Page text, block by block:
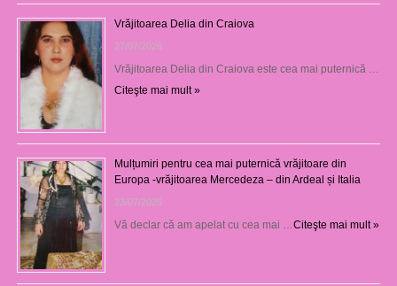
Vrăjitoarea Delia din Craiova
27/07/2026
Vrăjitoarea Delia din Craiova este cea mai puternică …
Citeşte mai mult »
Mulțumiri pentru cea mai puternică vrăjitoare din
Europa -vrăjitoarea Mercedeza – din Ardeal și Italia
23/07/2026
Vă declar că am apelat cu cea mai … Citeşte mai mult »